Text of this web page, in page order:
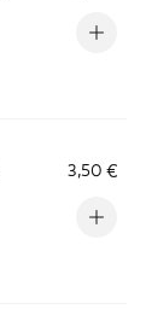
3,50 €